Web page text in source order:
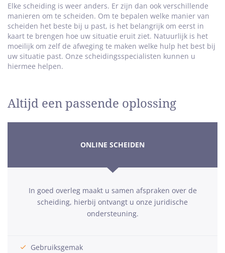
Elke scheiding is weer anders. Er zijn dan ook verschillende
manieren om te scheiden. Om te bepalen welke manier van
scheiden het beste bij u past, is het belangrijk om eerst in
kaart te brengen hoe uw situatie eruit ziet. Natuurlijk is het
moeilijk om zelf de afweging te maken welke hulp het best bij
uw situatie past. Onze scheidingsspecialisten kunnen u
hiermee helpen.
Altijd een passende oplossing
ONLINE SCHEIDEN
In goed overleg maakt u samen afspraken over de
scheiding, hierbij ontvangt u onze juridische
ondersteuning.
Gebruiksgemak